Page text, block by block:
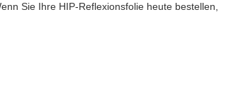
Sie Ihre HIP-Reflexionsfolie heute bestellen,